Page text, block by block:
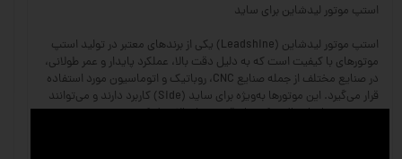
استپ موتور لیدشاین برای ساید
استپ موتور لیدشاین (Leadshine) یکی از برندهای معتبر در تولید استپ
موتورهای با کیفیت است که به دلیل دقت بالا، عملکرد پایدار و عمر طولانی،
در صنایع مختلف از جمله صنایع CNC، روباتیک و اتوماسیون مورد استفاده
قرار می‌گیرد. این موتورها به‌ویژه برای ساید (Side) کاربرد دارند و می‌توانند
در سیستم‌های انتقال حرکت با دقت بسیار بالا عمل کنند.